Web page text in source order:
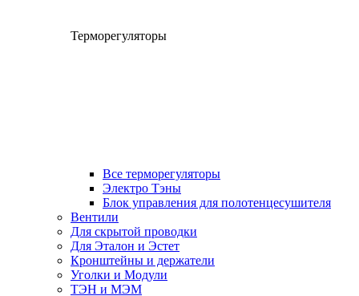
Терморегуляторы
Все терморегуляторы
Электро Тэны
Блок управления для полотенцесушителя
Вентили
Для скрытой проводки
Для Эталон и Эстет
Кронштейны и держатели
Уголки и Модули
ТЭН и МЭМ